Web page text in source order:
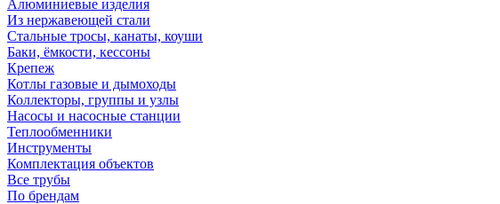
Алюминиевые изделия
Из нержавеющей стали
Стальные тросы, канаты, коуши
Баки, ёмкости, кессоны
Крепеж
Котлы газовые и дымоходы
Коллекторы, группы и узлы
Насосы и насосные станции
Теплообменники
Инструменты
Комплектация объектов
Все трубы
По брендам